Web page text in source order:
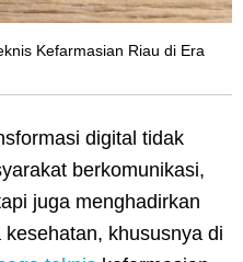
Kefarmasian Riau di Era
digital tidak
berkomunikasi,
juga menghadirkan
khususnya di